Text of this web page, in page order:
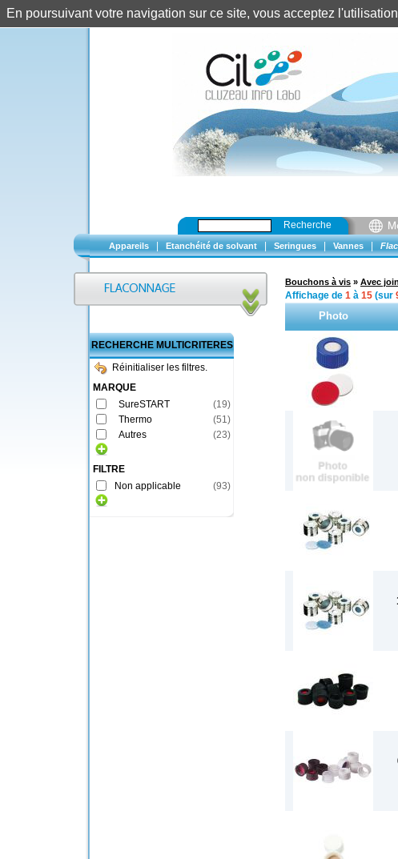
Recherche
Appareils Etanchéité de solvant Seringues Vannes
RECHERCHE MULTICRITERES
Réinitialiser les filtres.
MARQUE
SureSTART
(19)
Thermo
(51)
Autres
(23)
FILTRE
Non applicable
(93)
Bouchons à vis » Avec
Affichage de 1 à 15 (sur
Photo
En poursuivant votre navigation sur ce site, vous acceptez